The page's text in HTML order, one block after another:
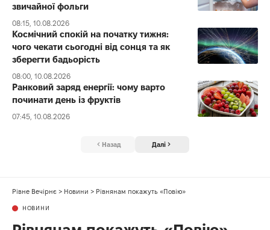
звичайної фольги
08:15, 10.08.2026
Космічний спокій на початку тижня:
чого чекати сьогодні від сонця та як
зберегти бадьорість
08:00, 10.08.2026
Ранковий заряд енергії: чому варто
починати день із фруктів
07:45, 10.08.2026
Назад Далі
Рівне Вечірнє > Новини > Рівнянам покажуть «Повію»
НОВИНИ